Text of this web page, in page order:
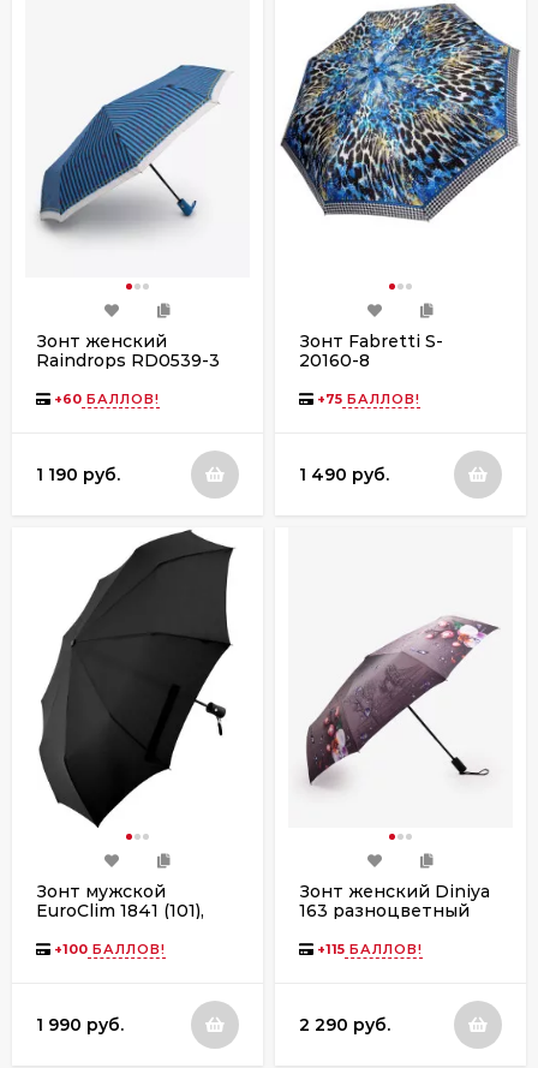
Зонт женский
Raindrops RD0539-3
+60 БАЛЛОВ!
1 190 руб.
Зонт Fabretti S-
20160-8
+75 БАЛЛОВ!
1 490 руб.
Зонт мужской
EuroClim 1841 (101),
+100 БАЛЛОВ!
1 990 руб.
Зонт женский Diniya
163 разноцветный
+115 БАЛЛОВ!
2 290 руб.